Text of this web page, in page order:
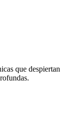
que despiertan